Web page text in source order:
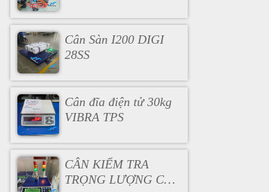
Cân Sàn I200 DIGI
28SS
Cân đĩa điện tử 30kg
VIBRA TPS
CÂN KIỂM TRA
TRỌNG LƯỢNG CÓ